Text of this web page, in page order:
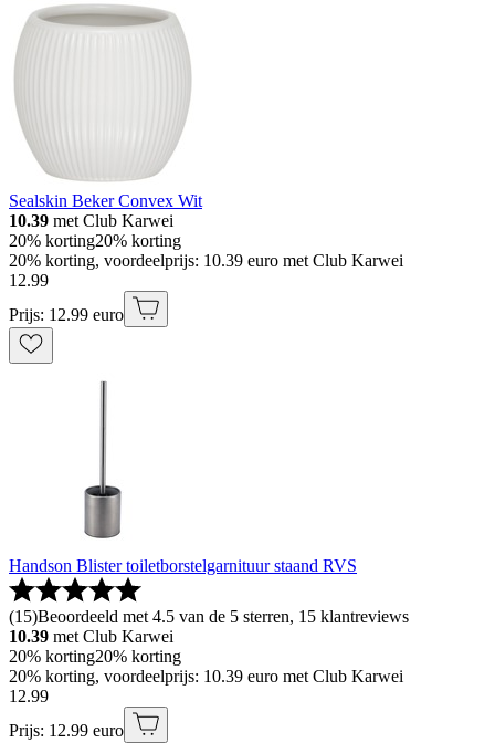
Sealskin Beker Convex Wit
10.39 met Club Karwei
20% korting20% korting
20% korting, voordeelprijs: 10.39 euro met Club Karwei
12.99
Prijs: 12.99 euro
Handson Blister toiletborstelgarnituur staand RVS
(15)Beoordeeld met 4.5 van de 5 sterren, 15 klantreviews
10.39 met Club Karwei
20% korting20% korting
20% korting, voordeelprijs: 10.39 euro met Club Karwei
12.99
Prijs: 12.99 euro